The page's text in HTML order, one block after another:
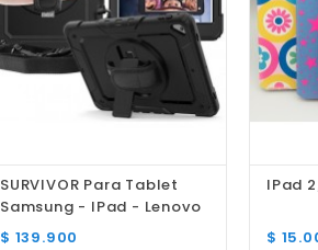
SURVIVOR Para Tablet
Samsung - IPad - Lenovo
- Huawei
Precio
$ 139.900
IPad
Precio
$